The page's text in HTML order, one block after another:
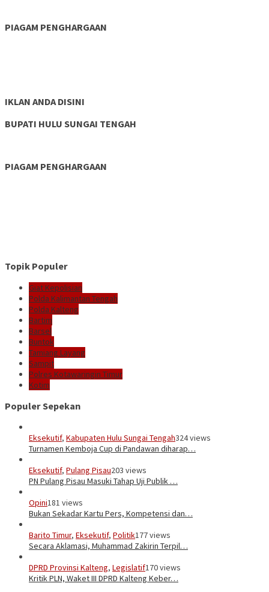
PIAGAM PENGHARGAAN
IKLAN ANDA DISINI
BUPATI HULU SUNGAI TENGAH
PIAGAM PENGHARGAAN
Topik Populer
Giat Kepolisian
Polda Kalimantan Tengah
Polda Kalteng
Bartim
Barsel
Buntok
Tamiang Layang
Sampit
Polres Kotawaringin Timur
Kotim
Populer Sepekan
Eksekutif, Kabupaten Hulu Sungai Tengah324 views
Turnamen Kemboja Cup di Pandawan diharap…
Eksekutif, Pulang Pisau203 views
PN Pulang Pisau Masuki Tahap Uji Publik …
Opini181 views
Bukan Sekadar Kartu Pers, Kompetensi dan…
Barito Timur, Eksekutif, Politik177 views
Secara Aklamasi, Muhammad Zakirin Terpil…
DPRD Provinsi Kalteng, Legislatif170 views
Kritik PLN, Waket III DPRD Kalteng Keber…